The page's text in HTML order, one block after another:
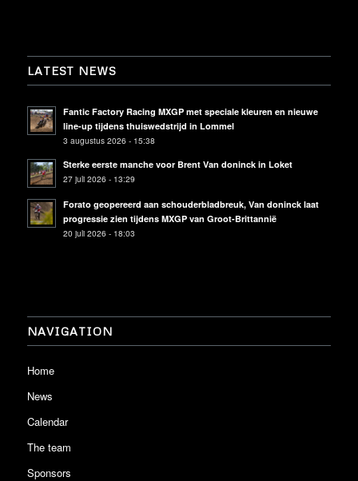
LATEST NEWS
Fantic Factory Racing MXGP met speciale kleuren en nieuwe
line-up tijdens thuiswedstrijd in Lommel
3 augustus 2026 - 15:38
Sterke eerste manche voor Brent Van doninck in Loket
27 juli 2026 - 13:29
Forato geopereerd aan schouderbladbreuk, Van doninck laat
progressie zien tijdens MXGP van Groot-Brittannië
20 juli 2026 - 18:03
NAVIGATION
Home
News
Calendar
The team
Sponsors